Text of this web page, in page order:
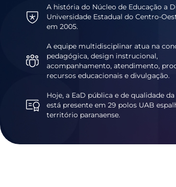
A história do Núcleo de Educação a
Universidade Estadual do Centro-
em 2005.
A equipe multidisciplinar atua na
pedagógica, design instrucional,
acompanhamento, atendimento,
recursos educacionais e divulgação.
Hoje, a EaD pública e de qualidade
está presente em 29 polos UAB
território paranaense.